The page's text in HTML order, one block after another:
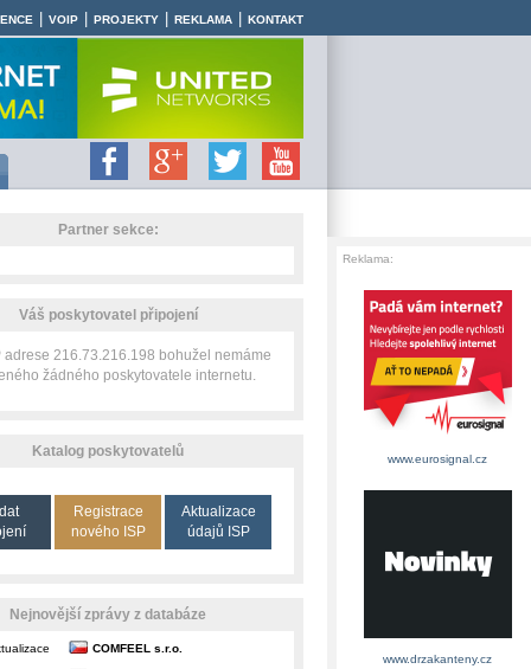
VOIP PROJEKTY REKLAMA KONTAKT
Partner sekce:
Váš poskytovatel připojení
adrese 216.73.216.198 bohužel nemáme
žádného poskytovatele internetu.
Katalog poskytovatelů
Registrace
nového ISP
Aktualizace
údajů ISP
Nejnovější zprávy z databáze
COMFEEL s.r.o.
Reklama:
www.eurosignal.cz
www.drzakanteny.cz